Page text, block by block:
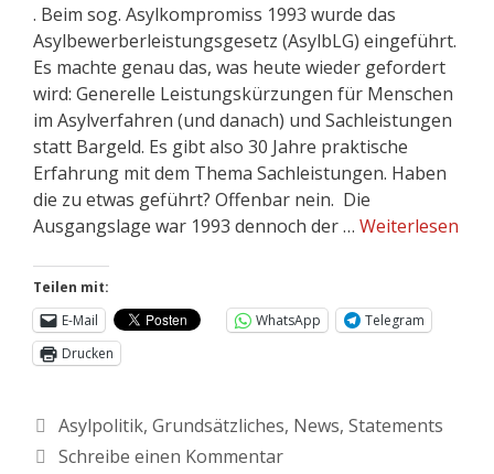
. Beim sog. Asylkompromiss 1993 wurde das
Asylbewerberleistungsgesetz (AsylbLG) eingeführt.
Es machte genau das, was heute wieder gefordert
wird: Generelle Leistungskürzungen für Menschen
im Asylverfahren (und danach) und Sachleistungen
statt Bargeld. Es gibt also 30 Jahre praktische
Erfahrung mit dem Thema Sachleistungen. Haben
die zu etwas geführt? Offenbar nein. Die
Ausgangslage war 1993 dennoch der … Weiterlesen
Teilen mit:
E-Mail
WhatsApp
Telegram
Drucken
Asylpolitik, Grundsätzliches, News, Statements
Schreibe einen Kommentar